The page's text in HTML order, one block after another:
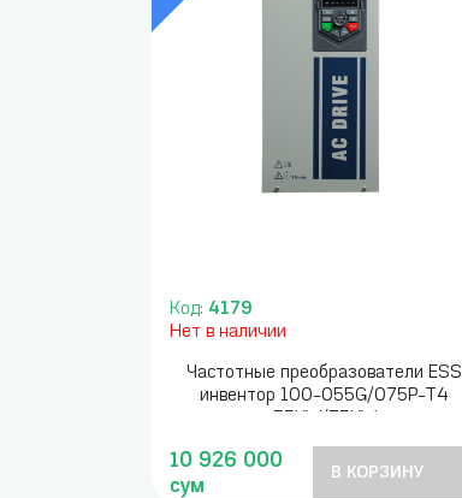
Код: 4179
Нет в наличии
Частотные преобразователи ESS
инвентор 100-055G/075P-T4
10 926 000
сум
В КОРЗИНУ